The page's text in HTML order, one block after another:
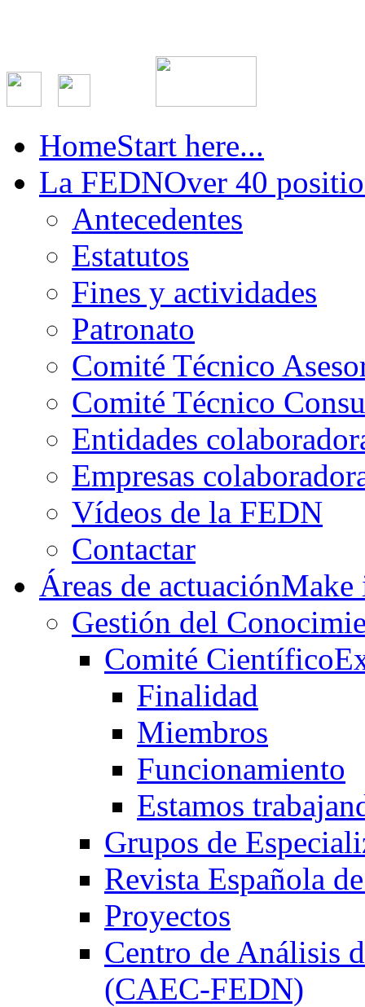
HomeStart here...
La FEDNOver 40
Antecedentes
Estatutos
Fines y actividades
Patronato
Comité Técnico
Comité Técnico
Entidades
Empresas
Vídeos de la FEDN
Contactar
Áreas de actuación
Gestión del
Comité Científico
Finalidad
Miembros
Funcionamiento
Estamos
Grupos de
Revista Española
Proyectos
Centro de Análisis
(CAEC-FEDN)